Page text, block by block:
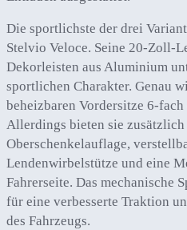
Die sportlichste der drei
Stelvio Veloce. Seine 20-Zoll-
Dekorleisten aus Aluminium
sportlichen Charakter. Genau
beheizbaren Vordersitze 6-
Allerdings bieten sie zusätzlich
Oberschenkelauflage,
Lendenwirbelstütze und eine
Fahrerseite. Das mechanische
für eine verbesserte Traktion
des Fahrzeugs.